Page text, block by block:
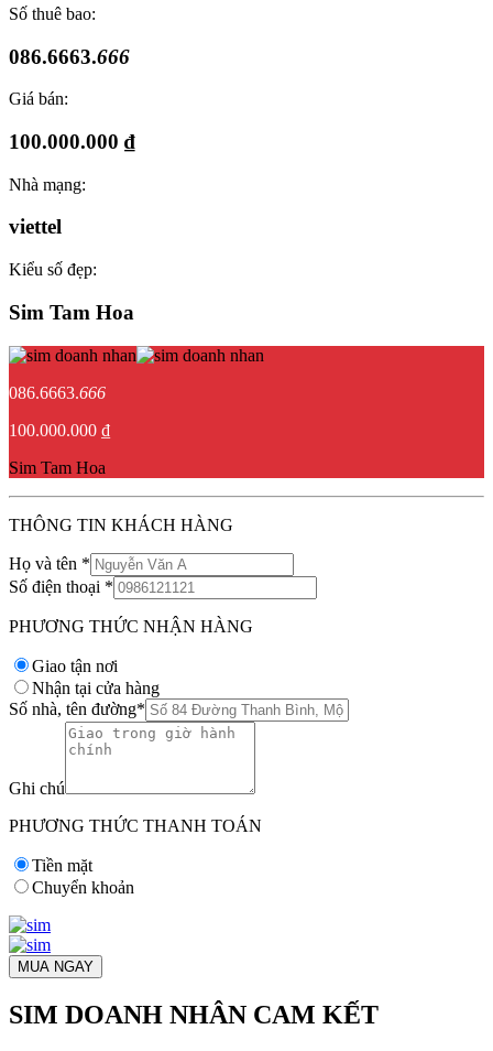
Số thuê bao:
086.6663.666
Giá bán:
100.000.000 ₫
Nhà mạng:
viettel
Kiểu số đẹp:
Sim Tam Hoa
086.6663.666
100.000.000 ₫
Sim Tam Hoa
THÔNG TIN KHÁCH HÀNG
Họ và tên *
Số điện thoại *
PHƯƠNG THỨC NHẬN HÀNG
Giao tận nơi
Nhận tại cửa hàng
Số nhà, tên đường*
Ghi chú
PHƯƠNG THỨC THANH TOÁN
Tiền mặt
Chuyển khoản
MUA NGAY
SIM DOANH NHÂN CAM KẾT